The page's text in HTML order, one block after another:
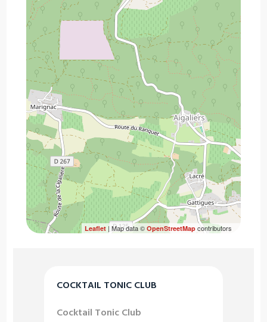
COCKTAIL TONIC CLUB
Cocktail Tonic Club
Leaflet| Map data © OpenStreetMapcontributors